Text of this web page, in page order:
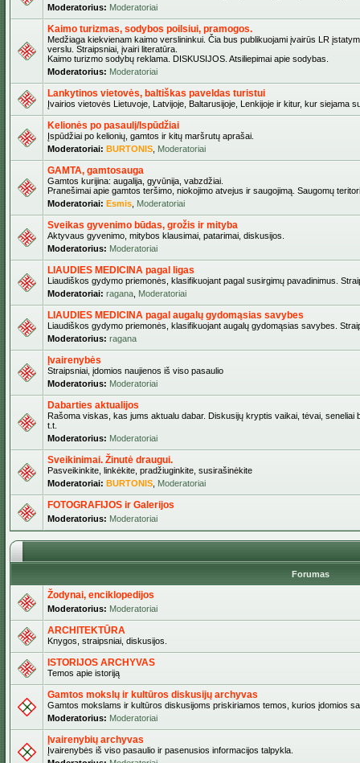
Moderatorius: Moderatoriai
Kaimo turizmas, sodybos poilsiui, pramogos.
Medžiaga kiekvienam kaimo verslininkui. Čia bus publikuojami įvairūs LR
verslu. Straipsniai, įvairi literatūra.
Kaimo turizmo sodybų reklama. DISKUSIJOS. Atsiliepimai apie sodybas.
Moderatorius: Moderatoriai
Lankytinos vietovės, baltiškas paveldas turistui
Įvairios vietovės Lietuvoje, Latvijoje, Baltarusijoje, Lenkijoje ir kitur, kur siejama
Kelionės po pasaulį/Ispūdžiai
Įspūdžiai po kelionių, gamtos ir kitų maršrutų aprašai.
Moderatoriai: BURTONIS Moderatoriai
GAMTA, gamtosauga
Gamtos kurijina: augalija, gyvūnija, vabzdžiai.
Pranešimai apie gamtos teršimo, niokojimo atvejus ir saugojimą. Saugomų
Moderatoriai: Esmis Moderatoriai
Sveikas gyvenimo būdas, grožis ir mityba
Aktyvaus gyvenimo, mitybos klausimai, patarimai, diskusijos.
Moderatorius: Moderatoriai
LIAUDIES MEDICINA pagal ligas
Liaudiškos gydymo priemonės, klasifikuojant pagal susirgimų pavadinimus.
Moderatoriai: ragana Moderatoriai
LIAUDIES MEDICINA pagal augalų gydomąsias savybes
Liaudiškos gydymo priemonės, klasifikuojant augalų gydomąsias savybes.
Moderatorius: ragana
Įvairenybės
Straipsniai, įdomios naujienos iš viso pasaulio
Moderatorius: Moderatoriai
Dabarties aktualijos
Rašoma viskas, kas jums aktualu dabar. Diskusijų kryptis vaikai, tėvai, seneliai
t.t.
Moderatorius: Moderatoriai
Sveikinimai. Žinutė draugui.
Pasveikinkite, linkėkite, pradžiuginkite, susirašinėkite
Moderatoriai: BURTONIS Moderatoriai
FOTOGRAFIJOS ir Galerijos
Moderatorius: Moderatoriai
Forumas
Žodynai, enciklopedijos
Moderatorius: Moderatoriai
ARCHITEKTŪRA
Knygos, straipsniai, diskusijos.
ISTORIJOS ARCHYVAS
Temos apie istoriją
Gamtos mokslų ir kultūros diskusijų archyvas
Gamtos mokslams ir kultūros diskusijoms priskiriamos temos, kurios įdomios
Moderatorius: Moderatoriai
Įvairenybių archyvas
Įvairenybės iš viso pasaulio ir pasenusios informacijos talpykla.